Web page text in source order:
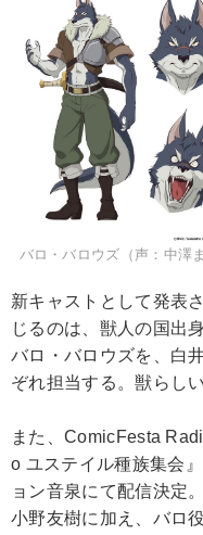
バロ・バロウズ（声：中澤
新キャストとして発表
じるのは、獣人の国出
バロ・バロウズを、白
ぞれ担当する。獣らし
また、ComicFesta
o ユステイル種族集会
ョン音泉にて配信決定
小野友樹に加え、バロ